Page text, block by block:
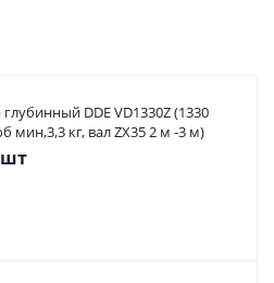
DDE VD1330Z (1330
мин,3,3 кг, вал ZX35 2 м -3 м)